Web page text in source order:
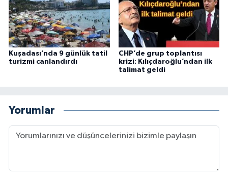
Kuşadası’nda 9 günlük tatil
turizmi canlandırdı
CHP’de grup toplantısı
krizi: Kılıçdaroğlu’ndan ilk
talimat geldi
Yorumlar